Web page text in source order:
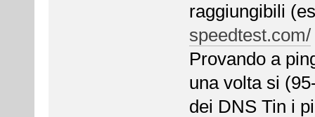
raggiungibili
speedtest.com/
Provando a
una volta si
dei DNS Tin i